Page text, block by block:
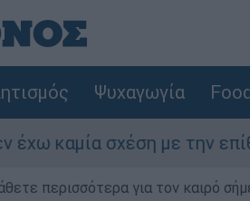
Ψυχαγωγία
με την επίθεση» λέει
περισσότερα για τον καιρό